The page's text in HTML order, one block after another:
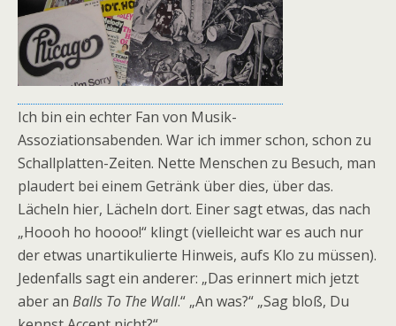
Ich bin ein echter Fan von Musik-
Assoziationsabenden. War ich immer schon, schon zu
Schallplatten-Zeiten. Nette Menschen zu Besuch, man
plaudert bei einem Getränk über dies, über das.
Lächeln hier, Lächeln dort. Einer sagt etwas, das nach
„Hoooh ho hoooo!“ klingt (vielleicht war es auch nur
der etwas unartikulierte Hinweis, aufs Klo zu müssen).
Jedenfalls sagt ein anderer: „Das erinnert mich jetzt
aber an Balls To The Wall.“ „An was?“ „Sag bloß, Du